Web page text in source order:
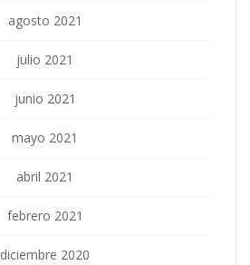
agosto 2021
julio 2021
junio 2021
mayo 2021
abril 2021
febrero 2021
diciembre 2020